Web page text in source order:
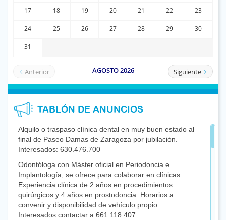
TABLÓN DE ANUNCIOS
Alquilo o traspaso clínica dental en muy buen estado al
final de Paseo Damas de Zaragoza por jubilación.
Interesados: 630.476.700
Odontóloga con Máster oficial en Periodoncia e
Implantología, se ofrece para colaborar en clínicas.
Experiencia clínica de 2 años en procedimientos
quirúrgicos y 4 años en prostodoncia. Horarios a
convenir y disponibilidad de vehículo propio.
Interesados contactar a 661.118.407